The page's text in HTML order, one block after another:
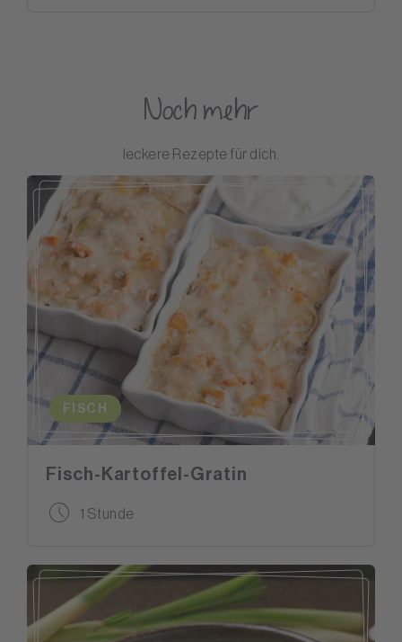
Noch mehr
leckere Rezepte für dich.
FISCH
Fisch-Kartoffel-Gratin
1 Stunde